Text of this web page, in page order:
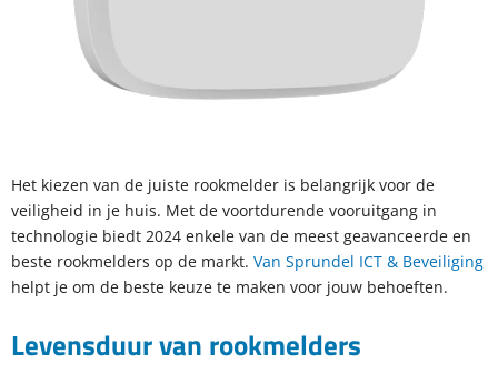
Het kiezen van de juiste rookmelder is belangrijk voor de
veiligheid in je huis. Met de voortdurende vooruitgang in
technologie biedt 2024 enkele van de meest geavanceerde en
beste rookmelders op de markt. Van Sprundel ICT & Beveiliging
helpt je om de beste keuze te maken voor jouw behoeften.
Levensduur van rookmelders